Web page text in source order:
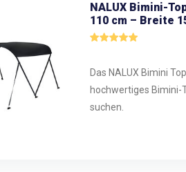
NALUX Bimini-
110 cm – Breite
Das NALUX Bimini
hochwertiges Bimini-
suchen.